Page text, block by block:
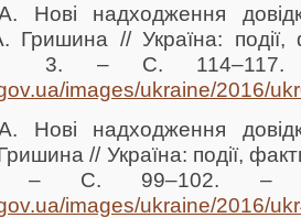
надходження
// Україна: події,
– С. 114–117.
images/ukraine/2016/
надходження
// Україна: події,
99–102. –
images/ukraine/2016/